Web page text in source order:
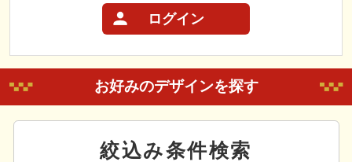
ログイン
お好みのデザインを探す
絞込み条件検索